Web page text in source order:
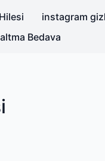
instagram
Bedava